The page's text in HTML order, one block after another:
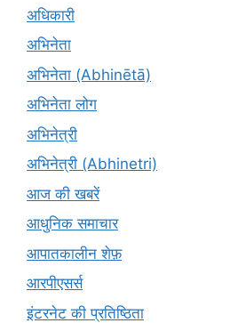
अधिकारी
अभिनेता
अभिनेता (Abhinētā)
अभिनेता लोग
अभिनेत्री
अभिनेत्री (Abhinetri)
आज की खबरें
आधुनिक समाचार
आपातकालीन शेफ़
आरपीएसर्स
इंटरनेट की प्रतिष्ठिता